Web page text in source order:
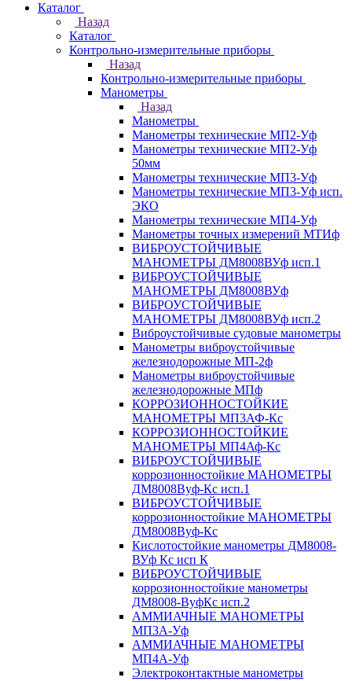
Каталог
Назад
Каталог
Контрольно-измерительные приборы
Назад
Контрольно-измерительные приборы
Манометры
Назад
Манометры
Манометры технические МП2-Уф
Манометры технические МП2-Уф
50мм
Манометры технические МП3-Уф
Манометры технические МП3-Уф исп.
ЭКО
Манометры технические МП4-Уф
Манометры точных измерений МТИф
ВИБРОУСТОЙЧИВЫЕ
МАНОМЕТРЫ ДМ8008ВУф исп.1
ВИБРОУСТОЙЧИВЫЕ
МАНОМЕТРЫ ДМ8008ВУф
ВИБРОУСТОЙЧИВЫЕ
МАНОМЕТРЫ ДМ8008ВУф исп.2
Виброустойчивые судовые манометры
Манометры виброустойчивые
железнодорожные МП-2ф
Манометры виброустойчивые
железнодорожные МПф
КОРРОЗИОННОСТОЙКИЕ
МАНОМЕТРЫ МП3АФ-Кс
КОРРОЗИОННОСТОЙКИЕ
МАНОМЕТРЫ МП4Аф-Кс
ВИБРОУСТОЙЧИВЫЕ
коррозионностойкие МАНОМЕТРЫ
ДМ8008Вуф-Кс исп.1
ВИБРОУСТОЙЧИВЫЕ
коррозионностойкие МАНОМЕТРЫ
ДМ8008Вуф-Кс
Кислотостойкие манометры ДМ8008-
ВУф Кс исп К
ВИБРОУСТОЙЧИВЫЕ
коррозионностойкие манометры
ДМ8008-ВуфКс исп.2
АММИАЧНЫЕ МАНОМЕТРЫ
МП3А-Уф
АММИАЧНЫЕ МАНОМЕТРЫ
МП4А-Уф
Электроконтактные манометры